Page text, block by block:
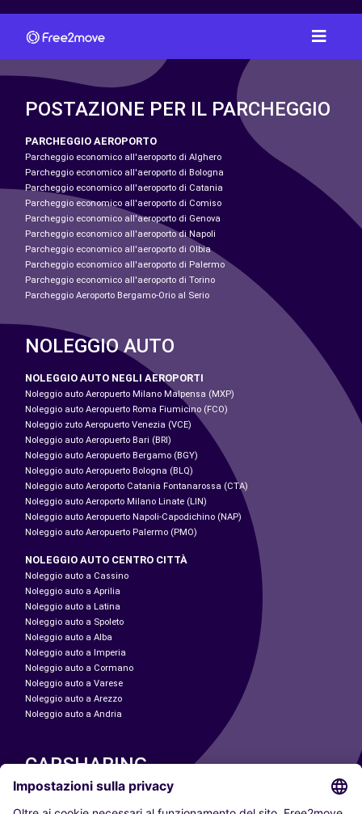
POSTAZIONE PER IL PARCHEGGIO
PARCHEGGIO AEROPORTO
Parcheggio economico all'aeroporto di Alghero
Parcheggio economico all'aeroporto di Bologna
Parcheggio economico all'aeroporto di Catania
Parcheggio economico all'aeroporto di Comiso
Parcheggio economico all'aeroporto di Genova
Parcheggio economico all'aeroporto di Napoli
Parcheggio economico all'aeroporto di Olbia
Parcheggio economico all'aeroporto di Palermo
Parcheggio economico all'aeroporto di Torino
Parcheggio Aeroporto Bergamo-Orio al Serio
NOLEGGIO AUTO
NOLEGGIO AUTO NEGLI AEROPORTI
Noleggio auto Aeropuerto Milano Malpensa (MXP)
Noleggio auto Aeropuerto Roma Fiumicino (FCO)
Noleggio zuto Aeropuerto Venezia (VCE)
Noleggio auto Aeropuerto Bari (BRI)
Noleggio auto Aeropuerto Bergamo (BGY)
Noleggio auto Aeropuerto Bologna (BLQ)
Noleggio auto Aeroporto Catania Fontanarossa (CTA)
Noleggio auto Aeroporto Milano Linate (LIN)
Noleggio auto Aeropuerto Napoli-Capodichino (NAP)
Noleggio auto Aeropuerto Palermo (PMO)
NOLEGGIO AUTO CENTRO CITTÀ
Noleggio auto a Cassino
Noleggio auto a Aprilia
Noleggio auto a Latina
Noleggio auto a Spoleto
Noleggio auto a Alba
Noleggio auto a Imperia
Noleggio auto a Cormano
Noleggio auto a Varese
Noleggio auto a Arezzo
Noleggio auto a Andria
CARSHARING
LE NOSTRE CITTÀ